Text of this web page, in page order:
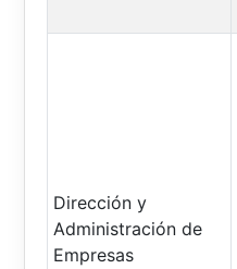
Dirección y
Administración de
Empresas